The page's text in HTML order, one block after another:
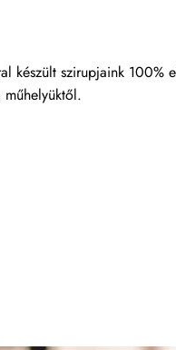
készült szirupjaink 100%